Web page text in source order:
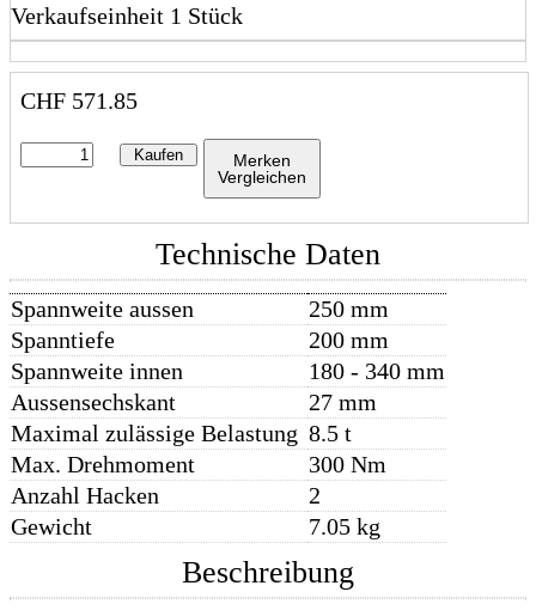
Verkaufseinheit 1 Stück
CHF 571.85
Kaufen
Merken
Vergleichen
Technische Daten
Spannweite aussen
250 mm
Spanntiefe
200 mm
Spannweite innen
180 - 340 mm
Aussensechskant
27 mm
Maximal zulässige Belastung 8.5 t
Max. Drehmoment
300 Nm
Anzahl Hacken
2
Gewicht
7.05 kg
Beschreibung